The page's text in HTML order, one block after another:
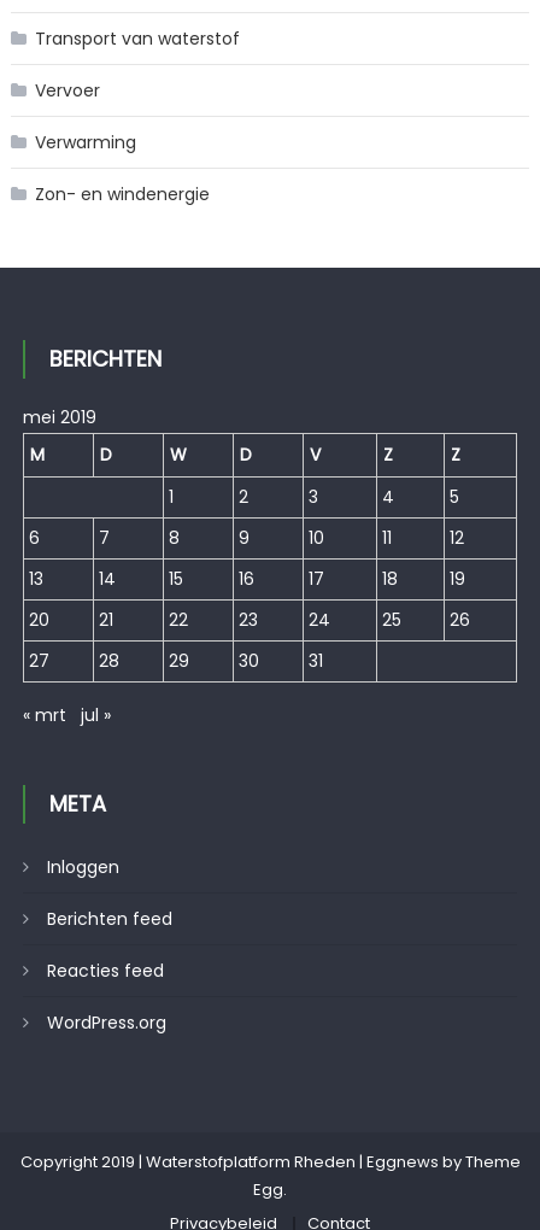
Transport van waterstof
Vervoer
Verwarming
Zon- en windenergie
BERICHTEN
mei 2019
M
D W D V Z
Z
1
2 3 4
5
6
7 8 9 10 11
12
13
14 15 16 17 18
19
20
21 22 23 24 25
26
27
28 29 30 31
« mrt jul »
META
Inloggen
Berichten feed
Reacties feed
WordPress.org
Copyright 2019 | Waterstofplatform Rheden | Eggnews byTheme
Egg.
Privacybeleid
Contact